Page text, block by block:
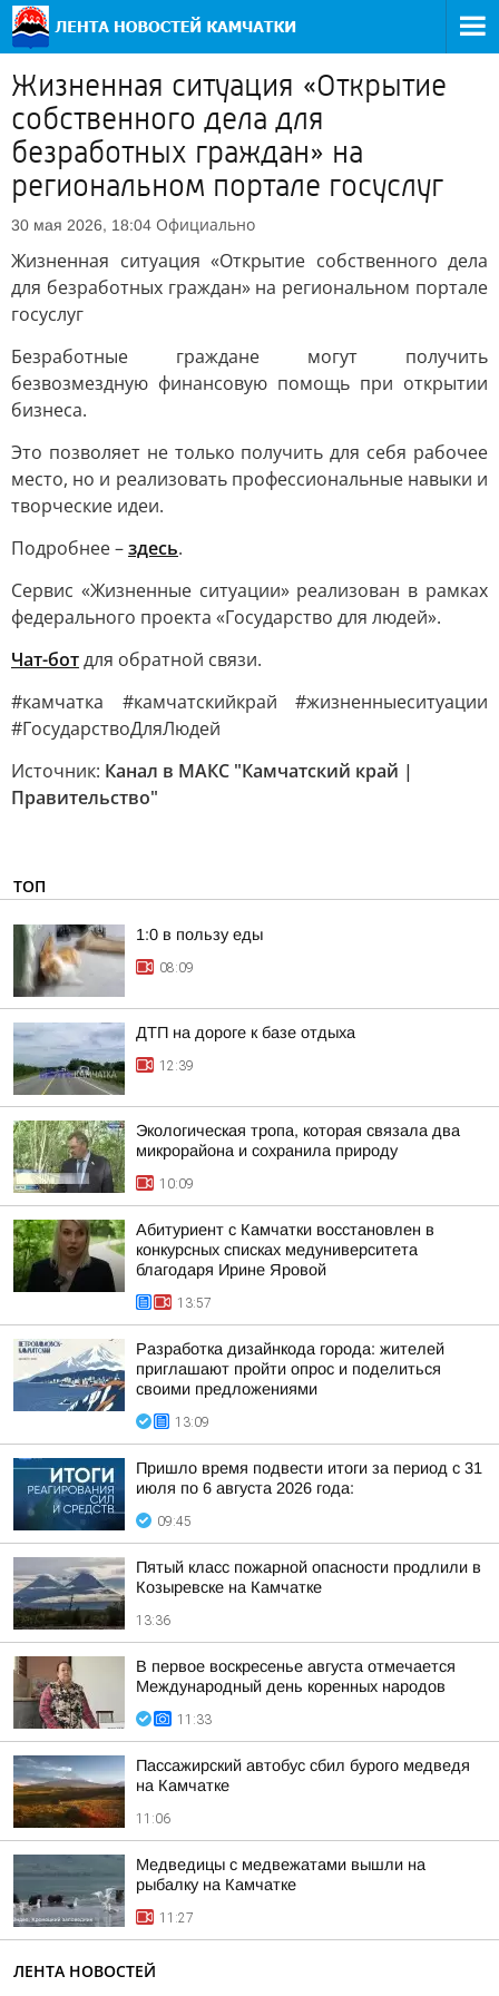
Жизненная ситуация «Открытие
собственного дела для
безработных граждан» на
региональном портале госуслуг
30 мая 2026, 18:04 Официально
Жизненная ситуация «Открытие собственного дела
для безработных граждан» на региональном портале
госуслуг
Безработные граждане могут получить
безвозмездную финансовую помощь при открытии
бизнеса.
Это позволяет не только получить для себя рабочее
место, но и реализовать профессиональные навыки и
творческие идеи.
Подробнее –здесь.
Сервис «Жизненные ситуации» реализован в рамках
федерального проекта «Государство для людей».
Чат-ботдля обратной связи.
#камчатка #камчатскийкрай #жизненныеситуации
#ГосударствоДляЛюдей
Источник: Канал в МАКС "Камчатский край |
Правительство"
ТОП
1:0 в пользу еды
08:09
ДТП на дороге к базе отдыха
12:39
Экологическая тропа, которая связала два
микрорайона и сохранила природу
10:09
Абитуриент с Камчатки восстановлен в
конкурсных списках медуниверситета
благодаря Ирине Яровой
13:57
Разработка дизайнкода города: жителей
приглашают пройти опрос и поделиться
своими предложениями
13:09
Пришло время подвести итоги за период с 31
июля по 6 августа 2026 года:
09:45
Пятый класс пожарной опасности продлили в
Козыревске на Камчатке
13:36
В первое воскресенье августа отмечается
Международный день коренных народов
11:33
Пассажирский автобус сбил бурого медведя
на Камчатке
11:06
Медведицы с медвежатами вышли на
рыбалку на Камчатке
11:27
ЛЕНТА НОВОСТЕЙ